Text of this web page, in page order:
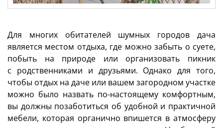
Для многих обитателей шумных городов дача
является местом отдыха, где можно забыть о суете,
побыть на природе или организовать пикник
с родственниками и друзьями. Однако для того,
чтобы отдых на даче или вашем загородном участке
можно было назвать по-настоящему комфортным,
вы должны позаботиться об удобной и практичной
мебели, которая органично впишется в атмосферу